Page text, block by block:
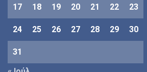
17 18 19 20 21 22 23
24 25 26 27 28 29 30
31